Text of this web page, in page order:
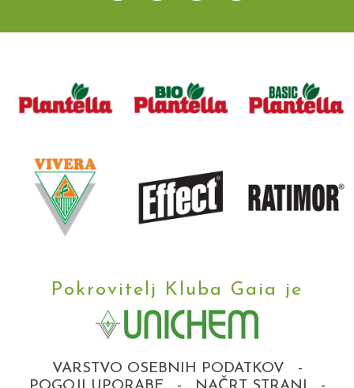
Pokrovitelj Kluba Gaia je
VARSTVO OSEBNIH PODATKOV
-